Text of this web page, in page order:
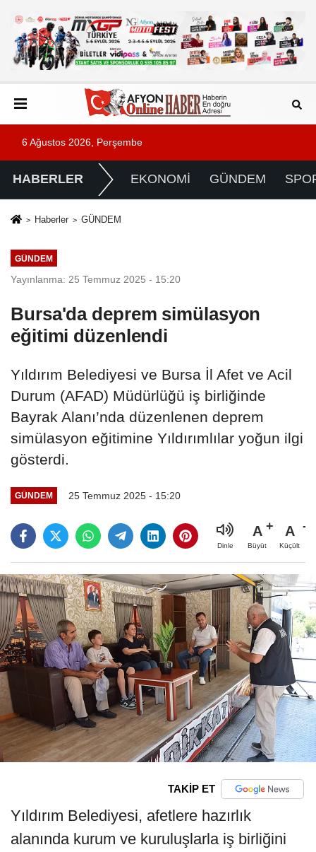
6 Ağustos 2026, Perşembe
HABERLER EKONOMİ GÜNDEM
Haberler GÜNDEM
GÜNDEM
Yayınlanma: 25 Temmuz 2025 - 15:20
Bursa'da deprem simülasyon
eğitimi düzenlendi
Yıldırım Belediyesi ve Bursa İl Afet ve Acil
Durum (AFAD) Müdürlüğü iş birliğinde
Bayrak Alanı’nda düzenlenen deprem
simülasyon eğitimine Yıldırımlılar yoğun ilgi
gösterdi.
GÜNDEM 25 Temmuz 2025 - 15:20
Dinle
A
Büyüt
A
Küçült
TAKİP ET
Yıldırım Belediyesi, afetlere hazırlık
alanında kurum ve kuruluşlarla iş birliğini